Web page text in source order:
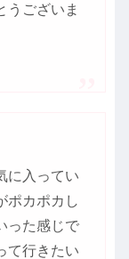
うございま
に入ってい
ポカポカし
った感じで
て行きたい